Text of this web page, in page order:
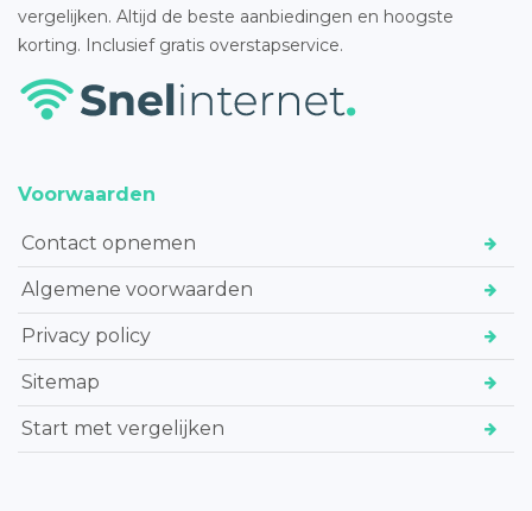
vergelijken. Altijd de beste aanbiedingen en hoogste
korting. Inclusief gratis overstapservice.
Voorwaarden
Contact opnemen
Algemene voorwaarden
Privacy policy
Sitemap
Start met vergelijken